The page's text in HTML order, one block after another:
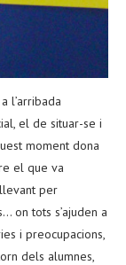
l’arribada
el de situar-se i
moment dona
el que va
per
on tots s’ajuden a
i preocupacions,
dels alumnes,